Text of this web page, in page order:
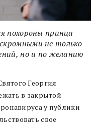
похороны принца
не только
но и по желанию
Георгия
в закрытой
у публики
свое